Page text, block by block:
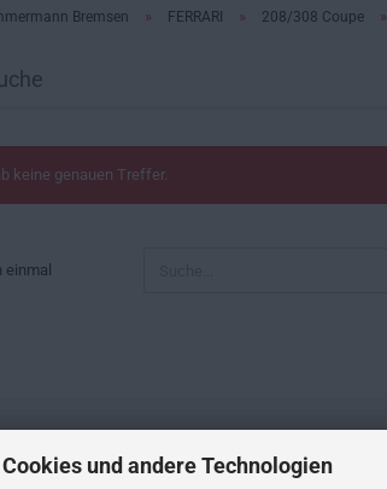
und andere Technologien
Bremsen » FERRARI » 208/308 Coupe »
keine genauen Treffer.